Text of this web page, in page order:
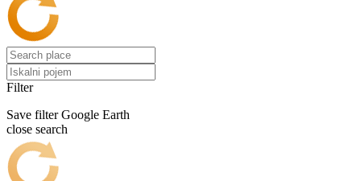
Filter
Save filter Google Earth
close search